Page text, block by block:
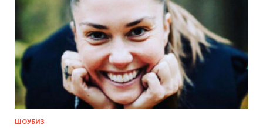
ШОУБИЗ